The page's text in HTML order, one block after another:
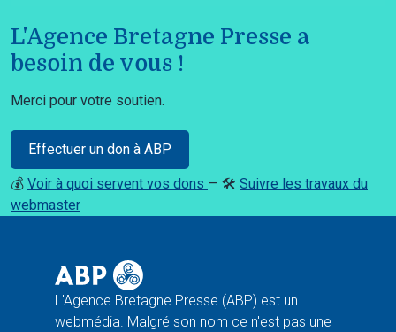
L'Agence Bretagne Presse a
besoin de vous !
Merci pour votre soutien.
Effectuer un don à ABP
💰 Voir à quoi servent vos dons — 🛠️ Suivre les travaux du
webmaster
L'Agence Bretagne Presse (ABP) est un
webmédia. Malgré son nom ce n'est pas une